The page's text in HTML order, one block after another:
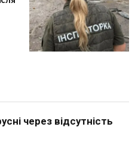
через відсутність